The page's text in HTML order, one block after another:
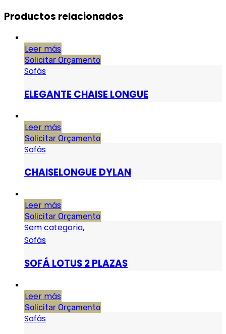
Productos relacionados
Leer más
Solicitar Orçamento
Sofás
ELEGANTE CHAISE LONGUE
Leer más
Solicitar Orçamento
Sofás
CHAISELONGUE DYLAN
Leer más
Solicitar Orçamento
Sem categoria,
Sofás
SOFÁ LOTUS 2 PLAZAS
Leer más
Solicitar Orçamento
Sofás